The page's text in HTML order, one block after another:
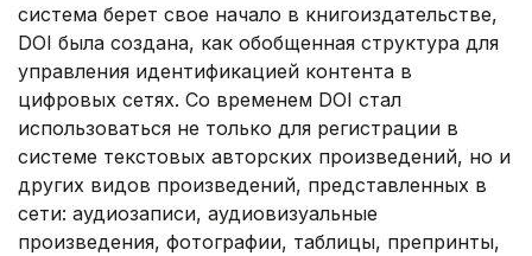
система берет свое начало в книгоиздательстве,
DOI была создана, как обобщенная структура для
управления идентификацией контента в
цифровых сетях. Со временем DOI стал
использоваться не только для регистрации в
системе текстовых авторских произведений, но и
других видов произведений, представленных в
сети: аудиозаписи, аудиовизуальные
произведения, фотографии, таблицы, препринты,